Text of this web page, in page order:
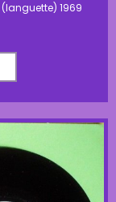
1969